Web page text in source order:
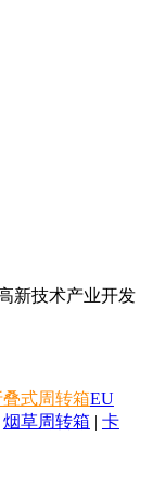
新技术产业开发
叠式周转箱EU
烟草周转箱 | 卡